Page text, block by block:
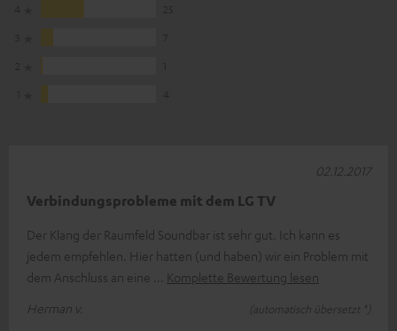
Verbindungsprobleme mit dem LG TV
Der Klang der Raumfeld Soundbar ist sehr gut. Ich kann es
jedem empfehlen. Hier hatten (und haben) wir ein Problem mit
dem Anschluss an eine
Komplette Bewertung lesen
Herman v.
(automatisch übersetzt *)
02.12.2017